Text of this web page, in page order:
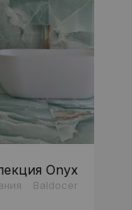
Onyx
Baldocer